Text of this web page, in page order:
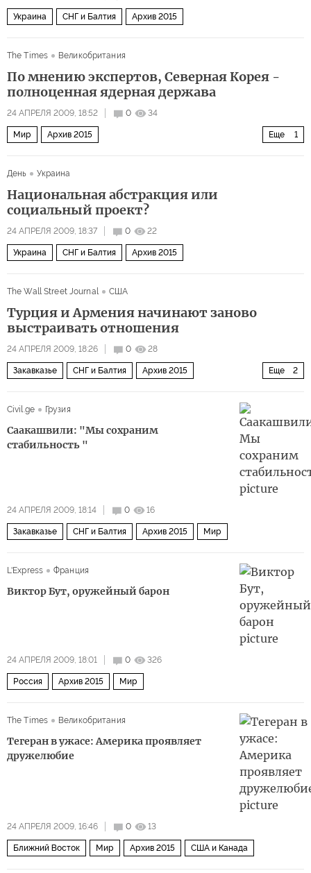
Украина СНГ и Балтия Архив 2015
The Times Великобритания
По мнению экспертов, Северная Корея -
полноценная ядерная держава
24 АПРЕЛЯ 2009, 18:52 0 34
Еще 1
Мир Архив 2015
День
Украина
Национальная абстракция или
социальный проект?
24 АПРЕЛЯ 2009, 18:37 0 22
Украина СНГ и Балтия Архив 2015
The Wall Street Journal США
Турция и Армения начинают заново
выстраивать отношения
24 АПРЕЛЯ 2009, 18:26 0 28
Еще 2
Закавказье СНГ и Балтия Архив 2015
Civil.ge
Грузия
Саакашвили: "Мы сохраним
стабильность "
24 АПРЕЛЯ 2009, 18:14 0 16
Закавказье СНГ и Балтия Архив 2015 Мир
L'Express Франция
Виктор Бут, оружейный барон
24 АПРЕЛЯ 2009, 18:01 0 326
Россия Архив 2015 Мир
The Times Великобритания
Тегеран в ужасе: Америка проявляет
дружелюбие
24 АПРЕЛЯ 2009, 16:46 0 13
Ближний Восток Мир Архив 2015 США и Канада